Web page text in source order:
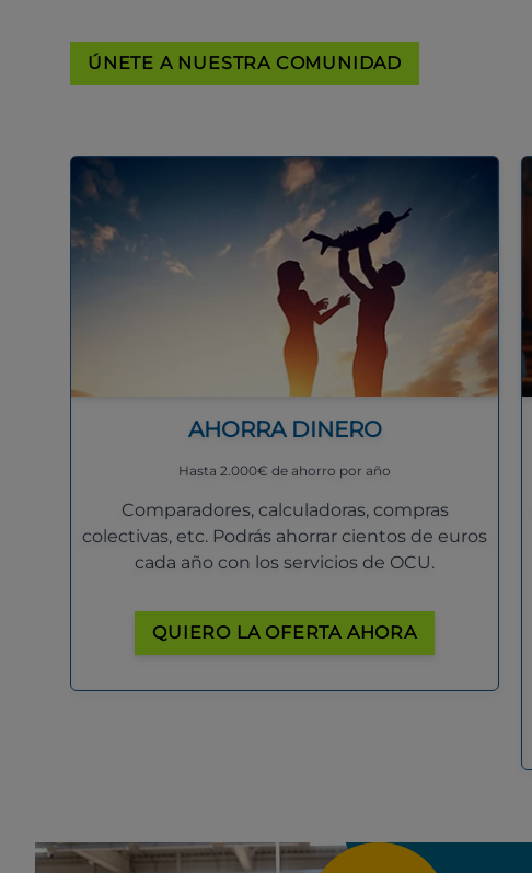
ÚNETE A NUESTRA COMUNIDAD
AHORRA DINERO
Hasta 2.000€ de ahorro por año
Comparadores, calculadoras, compras
colectivas, etc. Podrás ahorrar cientos de euros
cada año con los servicios de OCU.
QUIERO LA OFERTA AHORA